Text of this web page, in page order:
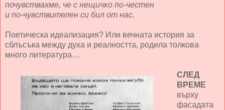
почувствахме, че с нещичко по-честен
и по-чувствителен си бил от нас.
Поетическа идеализация? Или вечната история за
сблъсъка между духа и реалността, родила толкова
много литература…
СЛЕД
ВРЕМЕ
върху
фасадата